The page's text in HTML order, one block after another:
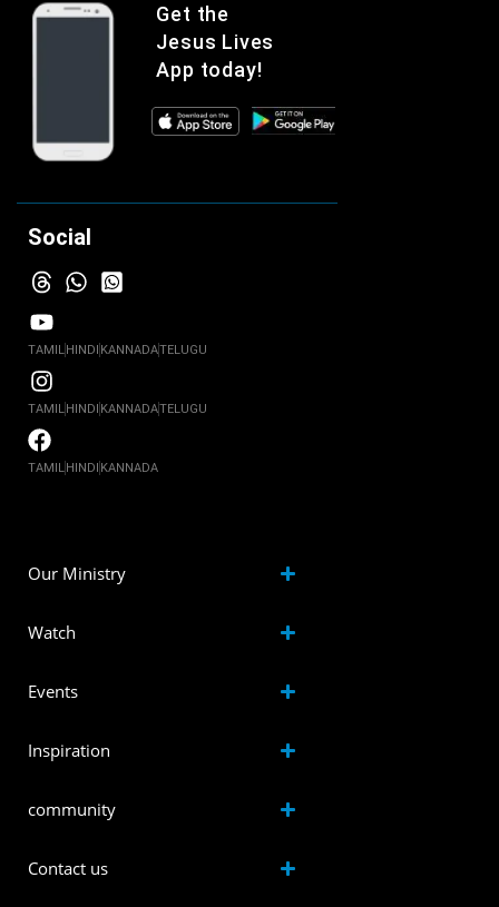
Get the
Jesus Lives
App today!
Social
TAMILHINDI KANNADATELUGU
TAMILHINDI KANNADATELUGU
TAMILHINDI KANNADA
Our Ministry
Watch
Events
Inspiration
community
Contact us